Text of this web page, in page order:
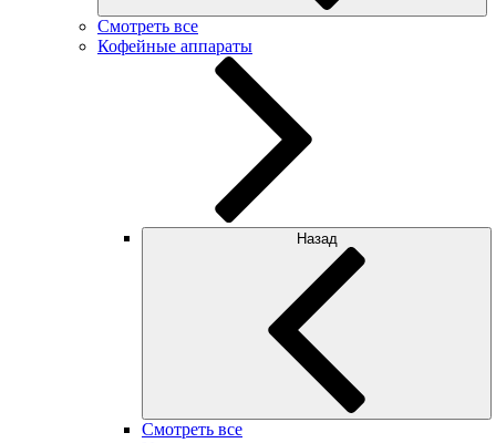
Смотреть все
Кофейные аппараты
Назад
Смотреть все